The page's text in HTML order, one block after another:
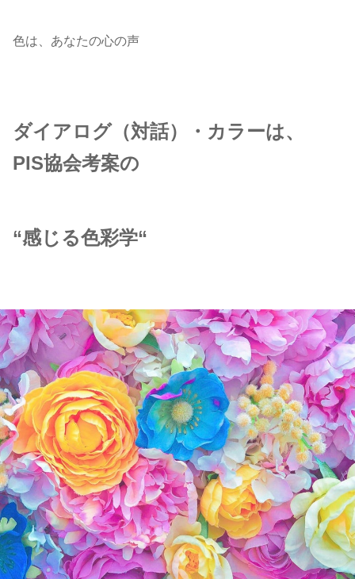
色は、あなたの心の声
ダイアログ（対話）・カラーは、
PIS協会考案の
“感じる色彩学“